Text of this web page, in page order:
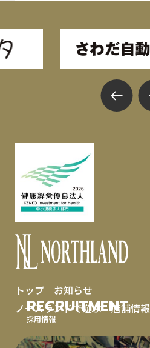
トップ
お知らせ
ノースランドで遊ぶ
店舗情報
RECRUITMENT
採用情報